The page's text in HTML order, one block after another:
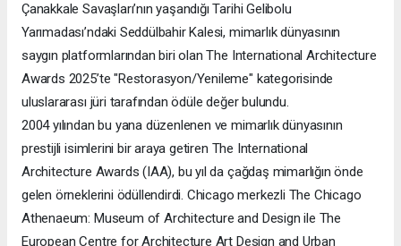
Çanakkale Savaşları’nın yaşandığı Tarihi Gelibolu
Yarımadası’ndaki Seddülbahir Kalesi, mimarlık dünyasının
saygın platformlarından biri olan The International Architecture
Awards 2025’te "Restorasyon/Yenileme" kategorisinde
uluslararası jüri tarafından ödüle değer bulundu.
2004 yılından bu yana düzenlenen ve mimarlık dünyasının
prestijli isimlerini bir araya getiren The International
Architecture Awards (IAA), bu yıl da çağdaş mimarlığın önde
gelen örneklerini ödüllendirdi. Chicago merkezli The Chicago
Athenaeum: Museum of Architecture and Design ile The
European Centre for Architecture Art Design and Urban